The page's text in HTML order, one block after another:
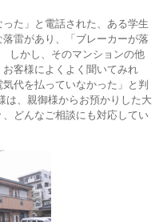
た」と電話された、ある学生
雷があり、「ブレーカーが落
しかし、そのマンションの他
客様によくよく聞いてみれ
代を払っていなかった」と判
は、親御様からお預かりした大
どんなご相談にも対応してい